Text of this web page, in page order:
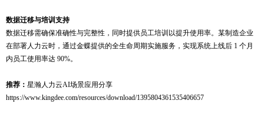
数据迁移与培训支持
数据迁移需确保准确性与完整性，同时提供员工培训以提升使用率。某制造企业
在部署人力云时，通过金蝶提供的全生命周期实施服务，实现系统上线后 1 个月
内员工使用率达 90%。
推荐： 星瀚人力云AI场景应用分享
https://www.kingdee.com/resources/download/1395804361535406657